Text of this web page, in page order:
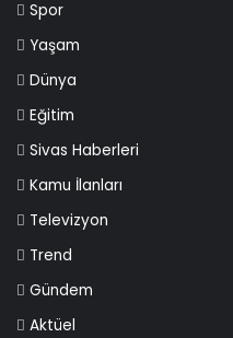
Spor
Yaşam
Dünya
Eğitim
Sivas Haberleri
Kamu İlanları
Televizyon
Trend
Gündem
Aktüel